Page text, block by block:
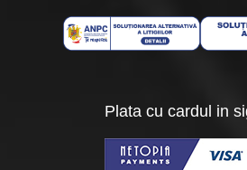
Plata cu cardul in